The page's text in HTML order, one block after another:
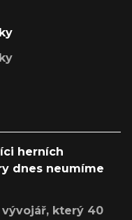
herních
dnes neumíme
který 40